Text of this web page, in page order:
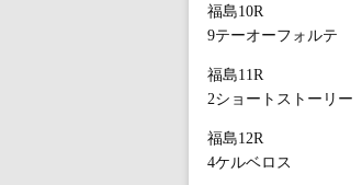
福島10R
9テーオーフォルテ
福島11R
2ショートストーリー
福島12R
4ケルベロス